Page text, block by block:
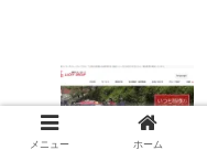
メニュー ホーム